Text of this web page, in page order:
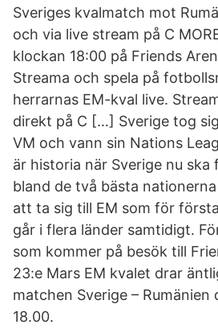
Sveriges kvalmatch mot
och via live stream på C
klockan 18:00 på Friends
Streama och spela på
herrarnas EM-kval live.
direkt på C […] Sverige tog
VM och vann sin Nations
är historia när Sverige nu ska
bland de två bästa
att ta sig till EM som för
går i flera länder samtidigt.
som kommer på besök till
23:e Mars EM kvalet drar
matchen Sverige – Rumänien
18.00.